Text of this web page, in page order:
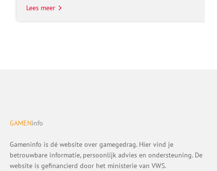
Lees meer
GAMENinfo
Gameninfo is dé website over gamegedrag. Hier vind je
betrouwbare informatie, persoonlijk advies en ondersteuning. De
website is gefinancierd door het ministerie van VWS.